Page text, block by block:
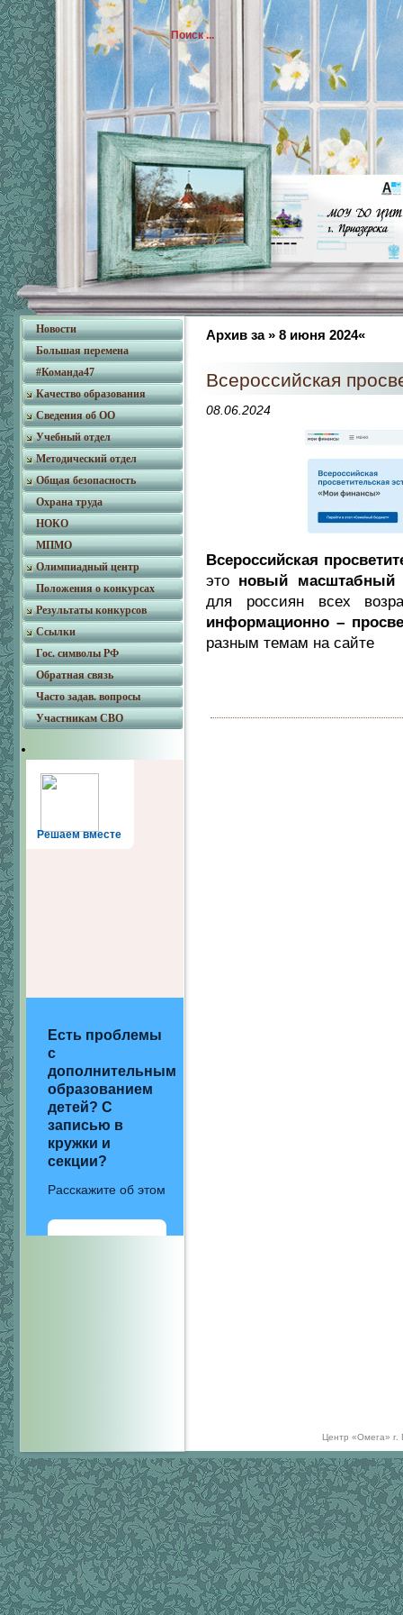
Архив за » 8 июня 2024«
Всероссийская
08.06.2024
Всероссийская
это новый масштабный
для россиян всех
информационно –
разным темам на сайте
Новости
Большая перемена
#Команда47
Качество образования
Сведения об ОО
Учебный отдел
Методический отдел
Общая безопасность
Охрана труда
НОКО
МПМО
Олимпиадный центр
Положения о конкурсах
Результаты конкурсов
Ссылки
Гос. символы РФ
Обратная связь
Часто задав. вопросы
Участникам СВО
Решаем вместе
Есть проблемы
с
дополнительным
образованием
детей? С
записью в
кружки и
секции?
Расскажите об этом
Центр «Омега» г.